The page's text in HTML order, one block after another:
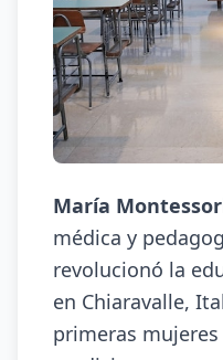
María
médica y
revolucionó la
en Chiaravalle,
primeras